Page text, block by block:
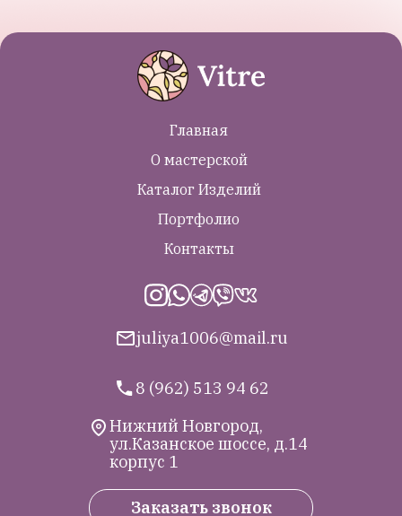
Главная
О мастерской
Каталог Изделий
Портфолио
Контакты
juliya1006@mail.ru
8 (962) 513 94 62
Нижний Новгород,
ул.Казанское шоссе, д.14
корпус 1
Заказать звонок